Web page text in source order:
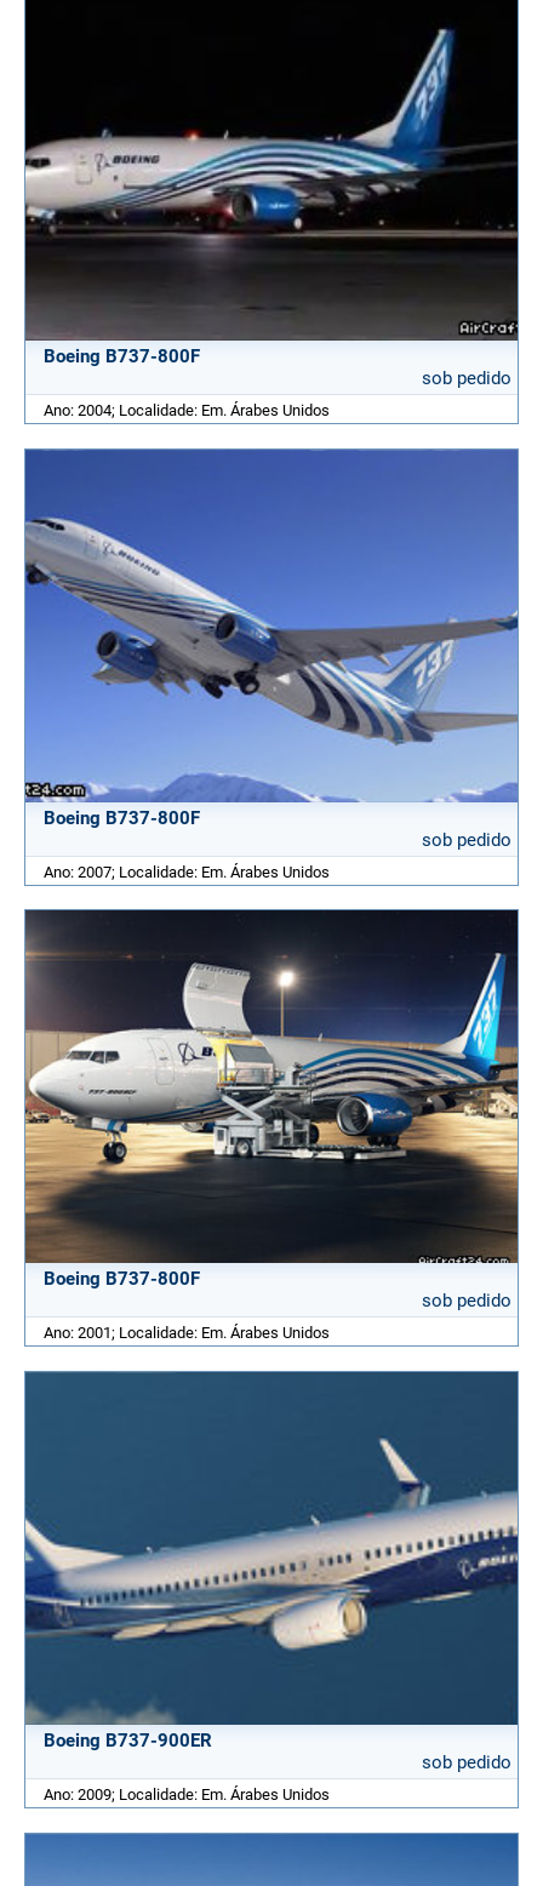
Boeing B737-800F
sob pedido
Ano: 2004; Localidade: Em. Árabes Unidos
Boeing B737-800F
sob pedido
Ano: 2007; Localidade: Em. Árabes Unidos
Boeing B737-800F
sob pedido
Ano: 2001; Localidade: Em. Árabes Unidos
Boeing B737-900ER
sob pedido
Ano: 2009; Localidade: Em. Árabes Unidos